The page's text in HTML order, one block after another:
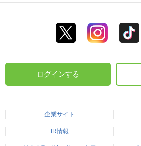
ログインする
企業サイト
IR情報